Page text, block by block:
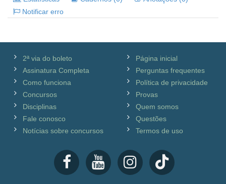
Notificar erro
2ª via do boleto
Assinatura Completa
Como funciona
Concursos
Disciplinas
Fale conosco
Notícias sobre concursos
Página inicial
Perguntas frequentes
Política de privacidade
Provas
Quem somos
Questões
Termos de uso